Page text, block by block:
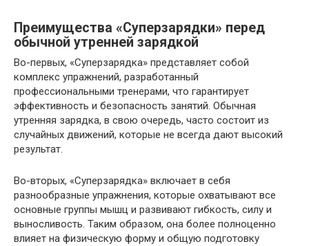
Преимущества «Суперзарядки» перед
обычной утренней зарядкой
Во-первых, «Суперзарядка» представляет собой
комплекс упражнений, разработанный
профессиональными тренерами, что гарантирует
эффективность и безопасность занятий. Обычная
утренняя зарядка, в свою очередь, часто состоит из
случайных движений, которые не всегда дают высокий
результат.
Во-вторых, «Суперзарядка» включает в себя
разнообразные упражнения, которые охватывают все
основные группы мышц и развивают гибкость, силу и
выносливость. Таким образом, она более полноценно
влияет на физическую форму и общую подготовку